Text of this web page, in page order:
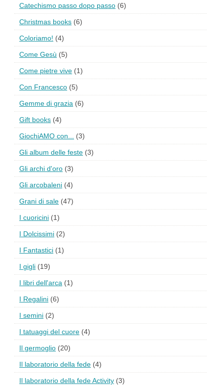
Catechismo passo dopo passo (6)
Christmas books (6)
Coloriamo! (4)
Come Gesù (5)
Come pietre vive (1)
Con Francesco (5)
Gemme di grazia (6)
Gift books (4)
GiochiAMO con... (3)
Gli album delle feste (3)
Gli archi d'oro (3)
Gli arcobaleni (4)
Grani di sale (47)
I cuoricini (1)
I Dolcissimi (2)
I Fantastici (1)
I gigli (19)
I libri dell'arca (1)
I Regalini (6)
I semini (2)
I tatuaggi del cuore (4)
Il germoglio (20)
Il laboratorio della fede (4)
Il laboratorio della fede Activity (3)